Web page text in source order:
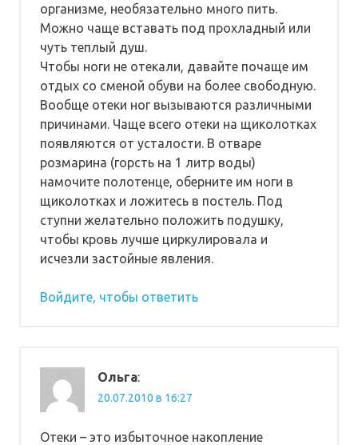
организме, необязательно много пить.
Можно чаще вставать под прохладный или
чуть теплый душ.
Чтобы ноги не отекали, давайте почаще им
отдых со сменой обуви на более свободную.
Вообще отеки ног вызываются различными
причинами. Чаще всего отеки на щиколотках
появляются от усталости. В отваре
розмарина (горсть на 1 литр воды)
намочите полотенце, оберните им ноги в
щиколотках и ложитесь в постель. Под
ступни желательно положить подушку,
чтобы кровь лучше циркулировала и
исчезли застойные явления.
Войдите, чтобы ответить
Ольга:
20.07.2010 в 16:27
Отеки – это избыточное накопление